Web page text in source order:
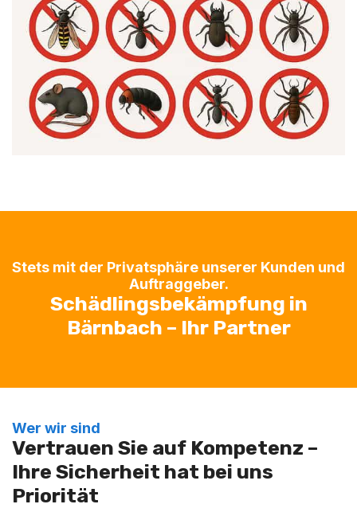
Stets mit der Privatsphäre unserer Kunden und
Auftraggeber.
Schädlingsbekämpfung in
Bärnbach – Ihr Partner
Wer wir sind
Vertrauen Sie auf Kompetenz –
Ihre Sicherheit hat bei uns
Priorität